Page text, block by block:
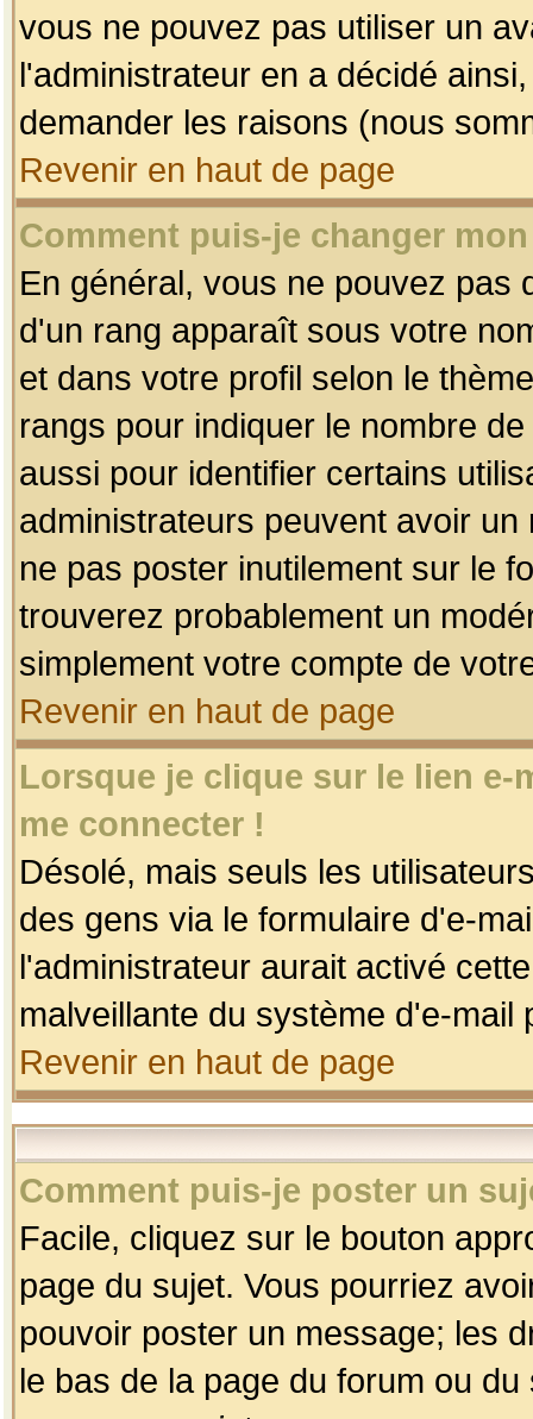
vous ne pouvez pas utiliser un
l'administrateur en a décidé
demander les raisons (nous
Revenir en haut de page
Comment puis-je changer
En général, vous ne pouvez pas
d'un rang apparaît sous votre
et dans votre profil selon le
rangs pour indiquer le nombre
aussi pour identifier certains
administrateurs peuvent avoir
ne pas poster inutilement sur le
trouverez probablement un
simplement votre compte de
Revenir en haut de page
Lorsque je clique sur le lien
me connecter !
Désolé, mais seuls les
des gens via le formulaire d'e-
l'administrateur aurait activé
malveillante du système d'e-
Revenir en haut de page
Comment puis-je poster un
Facile, cliquez sur le bouton
page du sujet. Vous pourriez
pouvoir poster un message; les
le bas de la page du forum ou